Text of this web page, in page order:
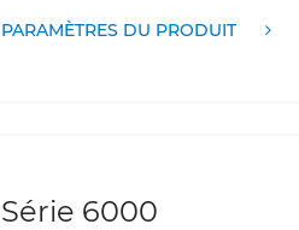
frottement, convient à une
PARAMÈTRES DU PRODUIT
Série 6000